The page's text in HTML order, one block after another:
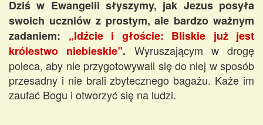
Dziś w Ewangelii słyszymy, jak Jezus posyła
swoich uczniów z prostym, ale bardzo ważnym
zadaniem: „Idźcie i głoście: Bliskie już jest
królestwo niebieskie”. Wyruszającym w drogę
poleca, aby nie przygotowywali się do niej w sposób
przesadny i nie brali zbytecznego bagażu. Każe im
zaufać Bogu i otworzyć się na ludzi.